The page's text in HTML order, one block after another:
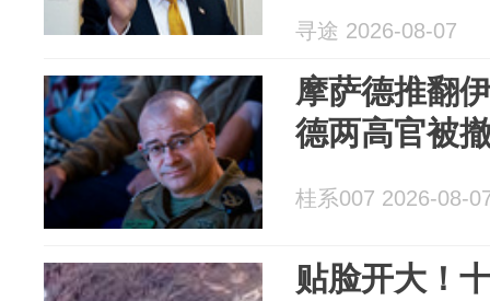
寻途 2026-08-07
摩萨德推翻
德两高官被
桂系007 2026-08-
贴脸开大！